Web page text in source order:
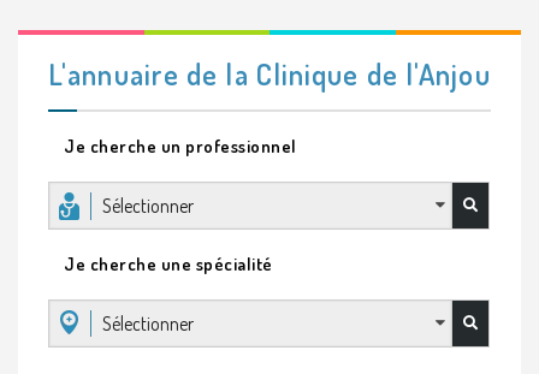
L'annuaire de la Clinique de l'Anjou
Je cherche un professionnel
Sélectionner
Je cherche une spécialité
Sélectionner